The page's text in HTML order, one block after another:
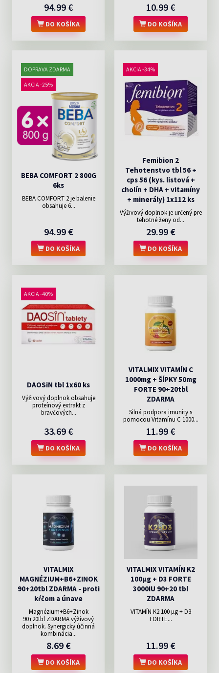
94.99 €
DO KOŠÍKA
10.99 €
DO KOŠÍKA
DOPRAVA ZDARMA
AKCIA -25%
BEBA COMFORT 2 800G
6ks
BEBA COMFORT 2 je balenie
obsahuje 6...
94.99 €
DO KOŠÍKA
AKCIA -34%
Femibion 2
Tehotenstvo tbl 56 +
cps 56 (kys. listová +
cholín + DHA + vitamíny
+ minerály) 1x112 ks
Výživový doplnok je určený pre
tehotné ženy od...
29.99 €
DO KOŠÍKA
AKCIA -40%
DAOSiN tbl 1x60 ks
Výživový doplnok obsahuje
proteínový extrakt z
bravčových...
33.69 €
DO KOŠÍKA
VITALMIX VITAMÍN C
1000mg + ŠÍPKY 50mg
FORTE 90+20tbl
ZDARMA
Silná podpora imunity s
pomocou Vitamínu C 1000...
11.99 €
DO KOŠÍKA
VITALMIX
MAGNÉZIUM+B6+ZINOK
90+20tbl ZDARMA - proti
kŕčom a únave
Magnézium+B6+Zinok
90+20tbl ZDARMA výživový
doplnok. Synergicky účinná
kombinácia...
8.69 €
DO KOŠÍKA
VITALMIX VITAMÍN K2
100µg + D3 FORTE
3000IU 90+20 tbl
ZDARMA
VITAMÍN K2 100 μg + D3
FORTE...
11.99 €
DO KOŠÍKA